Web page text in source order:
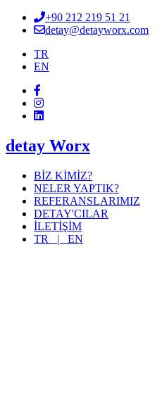
+90 212 219 51 21
detay@detayworx.com
TR
EN
detay Worx
BİZ KİMİZ?
NELER YAPTIK?
REFERANSLARIMIZ
DETAY'CILAR
İLETİŞİM
TR | EN